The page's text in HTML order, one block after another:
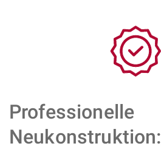
Professionelle
Neukonstruktion: